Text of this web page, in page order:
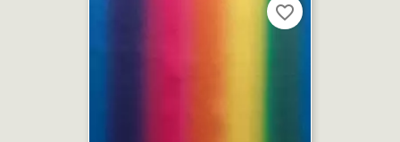
favorite_border